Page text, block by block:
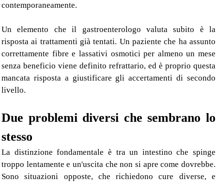
contemporaneamente.
Un elemento che il gastroenterologo valuta subito è la
risposta ai trattamenti già tentati. Un paziente che ha assunto
correttamente fibre e lassativi osmotici per almeno un mese
senza beneficio viene definito refrattario, ed è proprio questa
mancata risposta a giustificare gli accertamenti di secondo
livello.
Due problemi diversi che sembrano lo
stesso
La distinzione fondamentale è tra un intestino che spinge
troppo lentamente e un'uscita che non si apre come dovrebbe.
Sono situazioni opposte, che richiedono cure diverse, e